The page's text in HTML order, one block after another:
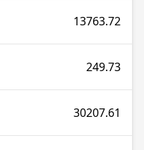
13763.72
249.73
30207.61